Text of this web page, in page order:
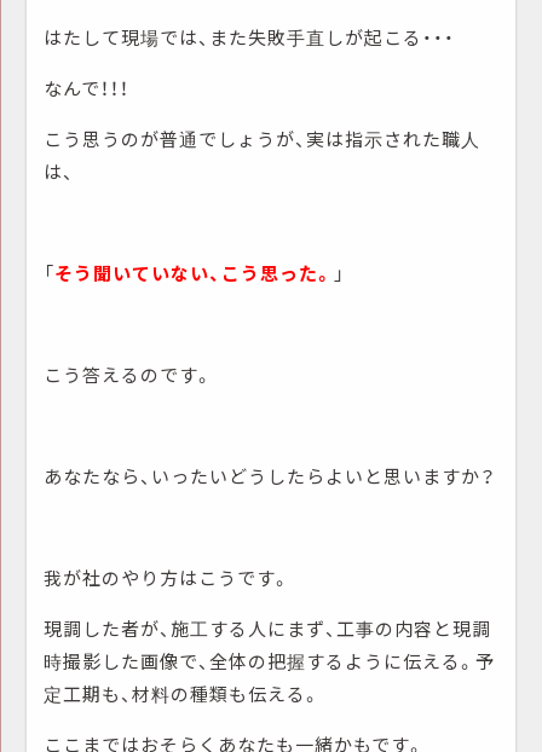
はたして現場では、また失敗手直しが起こる・・・
なんで！！！
こう思うのが普通でしょうが、実は指示された職人
は、
「そう聞いていない、こう思った。 」
こう答えるのです。
あなたなら、いったいどうしたらよいと思いますか？
我が社のやり方はこうです。
現調した者が、施工する人にまず、工事の内容と現調
時撮影した画像で、全体の把握するように伝える。予
定工期も、材料の種類も伝える。
ここまではおそらくあなたも一緒かもです。